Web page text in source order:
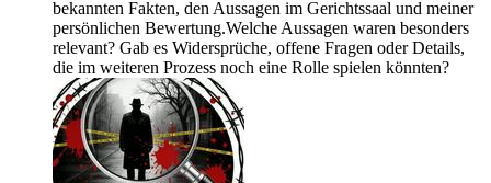
bekannten Fakten, den Aussagen im Gerichtssaal und meiner
persönlichen Bewertung.Welche Aussagen waren besonders
relevant? Gab es Widersprüche, offene Fragen oder Details,
die im weiteren Prozess noch eine Rolle spielen könnten?